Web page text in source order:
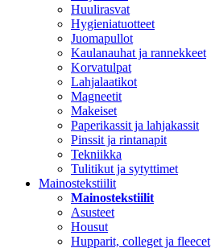
Huulirasvat
Hygieniatuotteet
Juomapullot
Kaulanauhat ja rannekkeet
Korvatulpat
Lahjalaatikot
Magneetit
Makeiset
Paperikassit ja lahjakassit
Pinssit ja rintanapit
Tekniikka
Tulitikut ja sytyttimet
Mainostekstiilit
Mainostekstiilit
Asusteet
Housut
Hupparit, colleget ja fleecet